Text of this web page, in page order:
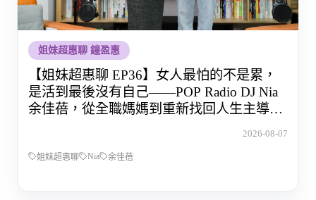
姐妹超惠聊 鐘盈惠
【姐妹超惠聊 EP36】女人最怕的不是累，
是活到最後沒有自己——POP Radio DJ Nia
余佳蓓，從全職媽媽到重新找回人生主導權
2026-08-07
姐妹超惠聊 Nia 余佳蓓